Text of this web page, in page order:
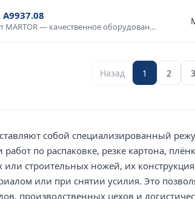
A9937.08
A9937.08 от MARTOR — качественное оборудование для промышленных систем и технологических процессов. Надежная работа в широком диапазоне условий, простота интеграции, совместимость со стандартным оборудованием. Применяется в производственной автоматике, системах мониторинга и управления. Гарантия производителя, техническая поддержка.
Назад 1 2 3
собой специализированный
по распаковке, резке картона,
строительных ножей, их
или при снятии усилия. Это
производственных цехов и